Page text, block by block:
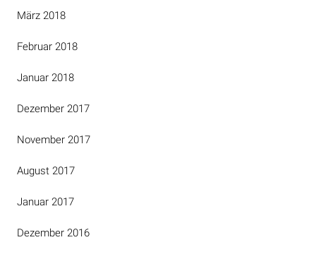
März 2018
Februar 2018
Januar 2018
Dezember 2017
November 2017
August 2017
Januar 2017
Dezember 2016